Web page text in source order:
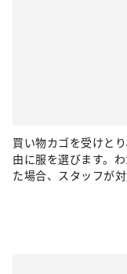
買い物カゴを受けと
由に服を選びます。
た場合、スタッフが対